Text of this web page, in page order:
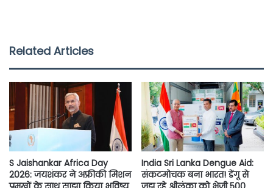
e
o
o
k
t
e
t
A
p
p
i
k
Related Articles
S Jaishankar Africa Day
2026: जयशंकर ने अफ्रीकी मिशन
India Sri Lanka Dengue Aid:
संकटमोचक बना भारत! डेंगू से